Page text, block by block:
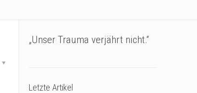
„Unser Trauma verjährt nicht.“
Letzte Artikel